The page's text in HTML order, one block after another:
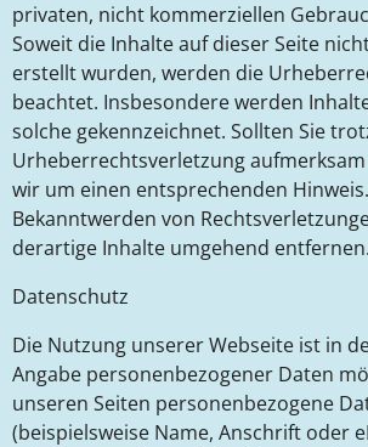
privaten, nicht kommerziellen
Soweit die Inhalte auf dieser Seite
erstellt wurden, werden die
beachtet. Insbesondere werden
solche gekennzeichnet. Sollten Sie
Urheberrechtsverletzung
wir um einen entsprechenden
Bekanntwerden von
derartige Inhalte umgehend entfernen.
Datenschutz
Die Nutzung unserer Webseite ist in
Angabe personenbezogener Daten
unseren Seiten personenbezogene
(beispielsweise Name, Anschrift oder